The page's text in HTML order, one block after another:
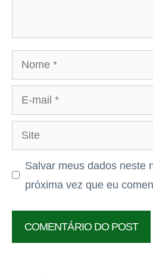
Nome
mail
Site
Salvar meus dados neste
próxima vez que eu